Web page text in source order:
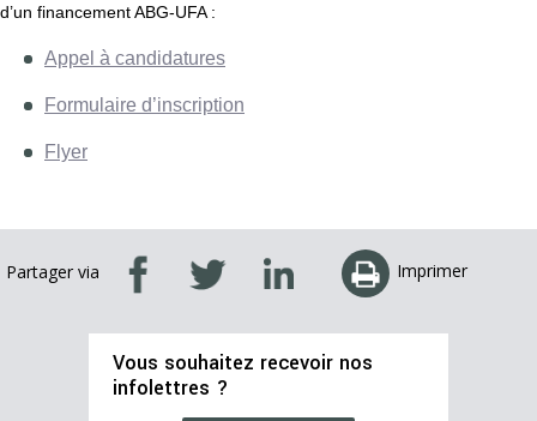
d’un financement ABG-UFA :
Appel à candidatures
Formulaire d’inscription
Flyer
Partager via Imprimer
Vous souhaitez recevoir nos
infolettres ?